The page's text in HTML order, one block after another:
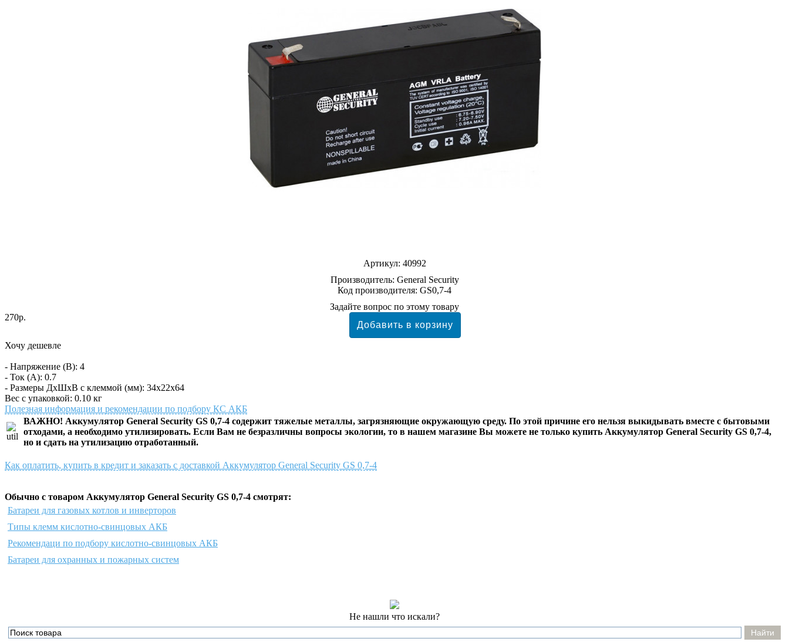
Артикул: 40992
Производитель: General Security
Код производителя: GS0,7-4
Задайте вопрос по этому товару
270р.
Хочу дешевле
- Напряжение (В): 4
- Ток (А): 0.7
- Размеры ДхШхВ с клеммой (мм): 34х22х64
Вес с упаковкой: 0.10 кг
Полезная информация и рекомендации по подбору КС АКБ
ВАЖНО! Аккумулятор General Security GS 0,7-4 содержит тяжелые металлы, загрязняющие окружающую среду. По этой причине его нельзя выкидывать вместе с бытовыми
отходами, а необходимо утилизировать. Если Вам не безразличны вопросы экологии, то в нашем магазине Вы можете не только купить Аккумулятор General Security GS 0,7-4,
но и сдать на утилизацию отработанный.
Как оплатить, купить в кредит и заказать с доставкой Аккумулятор General Security GS 0,7-4
Обычно с товаром Аккумулятор General Security GS 0,7-4 смотрят:
Батареи для газовых котлов и инверторов
Типы клемм кислотно-свинцовых АКБ
Рекомендаци по подбору кислотно-свинцовых АКБ
Батареи для охранных и пожарных систем
Не нашли что искали?